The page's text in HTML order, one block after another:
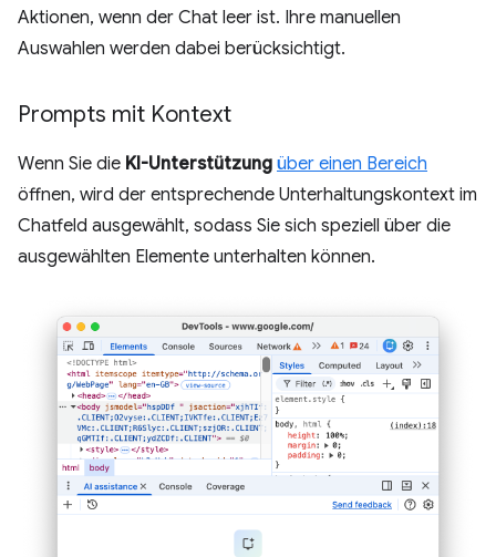
Aktionen, wenn der Chat leer ist. Ihre manuellen
Auswahlen werden dabei berücksichtigt.
Prompts mit Kontext
Wenn Sie die KI-Unterstützung über einen Bereich
öffnen, wird der entsprechende Unterhaltungskontext im
Chatfeld ausgewählt, sodass Sie sich speziell über die
ausgewählten Elemente unterhalten können.